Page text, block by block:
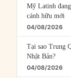
Mỹ Latinh
cánh hữu mới
04/08/2026
Tại sao Trung
Nhật Bản?
04/08/2026